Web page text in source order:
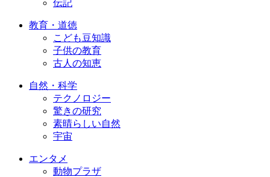
伝記
教育・道徳
こども豆知識
子供の教育
古人の知恵
自然・科学
テクノロジー
驚きの研究
素晴らしい自然
宇宙
エンタメ
動物プラザ